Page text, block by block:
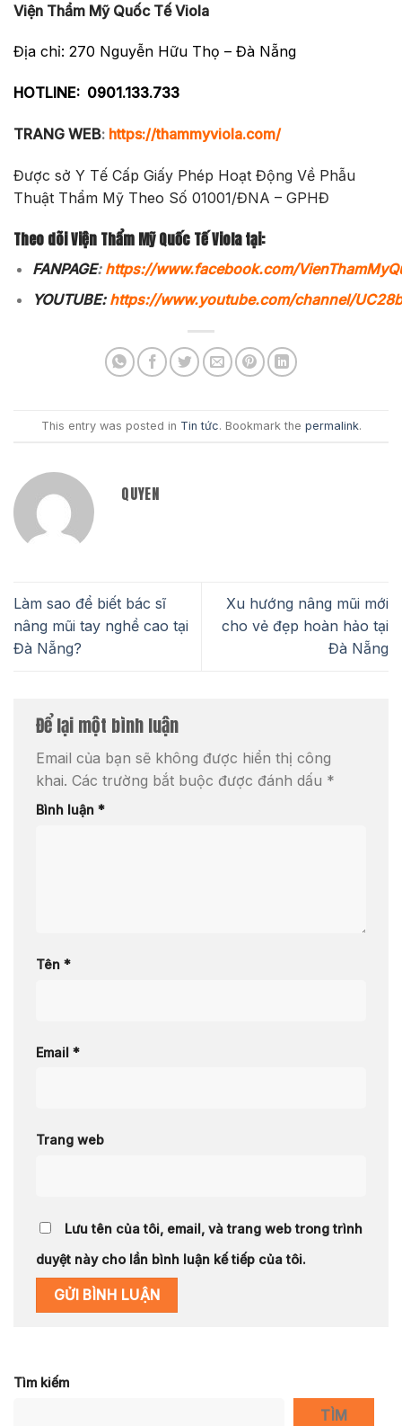
Viện Thẩm Mỹ Quốc Tế Viola
Địa chỉ: 270 Nguyễn Hữu Thọ – Đà Nẵng
HOTLINE: 0901.133.733
TRANG WEB: https://thammyviola.com/
Được sở Y Tế Cấp Giấy Phép Hoạt Động Về Phẫu
Thuật Thẩm Mỹ Theo Số 01001/ĐNA – GPHĐ
Theo dõi Viện Thẩm Mỹ Quốc Tế Viola tại:
FANPAGE: https://www.facebook.com/
YOUTUBE: https://www.youtube.com/channel/
This entry was posted in Tin tức. Bookmark the permalink.
QUYEN
Làm sao để biết bác sĩ
nâng mũi tay nghề cao tại
Đà Nẵng?
Xu hướng nâng mũi mới
cho vẻ đẹp hoàn hảo tại
Đà Nẵng
Để lại một bình luận
Email của bạn sẽ không được hiển thị công
khai. Các trường bắt buộc được đánh dấu *
Bình luận *
Tên *
Email *
Trang web
Lưu tên của tôi, email, và trang web trong trình
duyệt này cho lần bình luận kế tiếp của tôi.
Tìm kiếm
TÌM